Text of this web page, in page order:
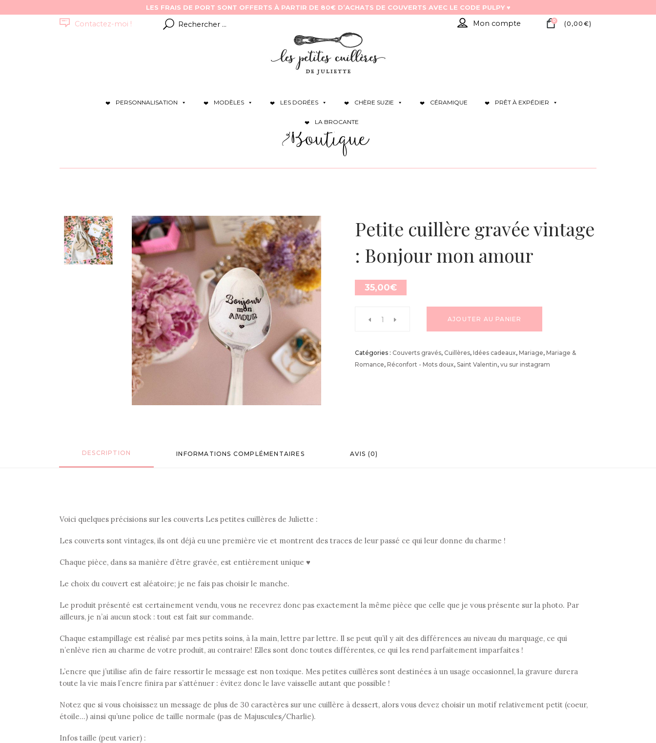
Contactez-moi !
Résultats
pour
Mon compte 0 (0,00 €)
PERSONNALISATION MODÈLES LES DORÉES CHÈRE SUZIE CÉRAMIQUE PRÊT À EXPÉDIER
LA BROCANTE
Boutique
Petite cuillère gravée vintage
: Bonjour mon amour
35,00€
AJOUTER AU PANIER
Catégories : Couverts gravés, Cuillères, Idées cadeaux, Mariage, Mariage &
Romance, Réconfort - Mots doux, Saint Valentin, vu sur instagram
DESCRIPTION INFORMATIONS COMPLÉMENTAIRES AVIS (0)
Voici quelques précisions sur les couverts Les petites cuillères de Juliette :
Les couverts sont vintages, ils ont déjà eu une première vie et montrent des traces de leur passé ce qui leur donne du charme !
Chaque pièce, dans sa manière d’être gravée, est entièrement unique ♥
Le choix du couvert est aléatoire; je ne fais pas choisir le manche.
Le produit présenté est certainement vendu, vous ne recevrez donc pas exactement la même pièce que celle que je vous présente sur la photo. Par
ailleurs, je n’ai aucun stock : tout est fait sur commande.
Chaque estampillage est réalisé par mes petits soins, à la main, lettre par lettre. Il se peut qu’il y ait des différences au niveau du marquage, ce qui
n’enlève rien au charme de votre produit, au contraire! Elles sont donc toutes différentes, ce qui les rend parfaitement imparfaites !
L’encre que j’utilise afin de faire ressortir le message est non toxique. Mes petites cuillères sont destinées à un usage occasionnel, la gravure durera
toute la vie mais l’encre finira par s’atténuer : évitez donc le lave vaisselle autant que possible !
Notez que si vous choisissez un message de plus de 30 caractères sur une cuillère à dessert, alors vous devez choisir un motif relativement petit (coeur,
étoile…) ainsi qu’une police de taille normale (pas de Majuscules/Charlie).
Infos taille (peut varier) :